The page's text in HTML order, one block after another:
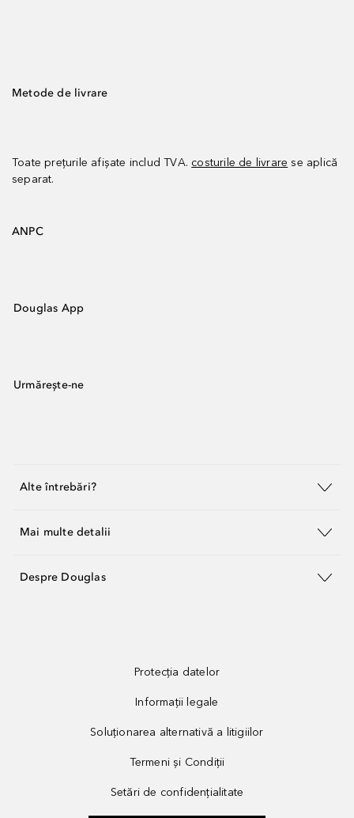
Metode de livrare
Toate prețurile afișate includ TVA. costurile de livrare se aplică
separat.
ANPC
Douglas App
Urmărește-ne
Alte întrebări?
Mai multe detalii
Despre Douglas
Protecția datelor
Informații legale
Soluționarea alternativă a litigiilor
Termeni și Condiții
Setări de confidențialitate